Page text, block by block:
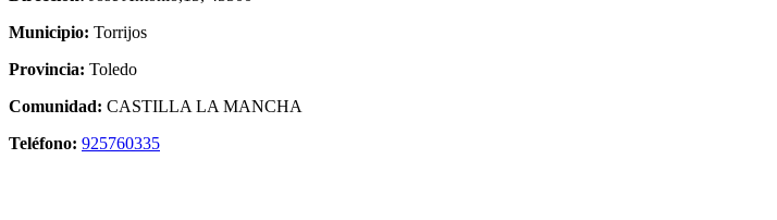
Municipio: Torrijos
Provincia: Toledo
Comunidad: CASTILLA LA MANCHA
Teléfono: 925760335